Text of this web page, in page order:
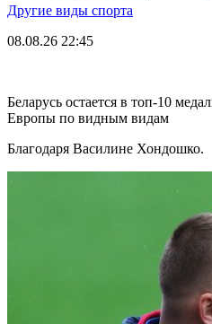
Другие виды спорта
08.08.26 22:45
Беларусь остается в топ-10
Европы по видным видам
Благодаря Василине Хондошко.